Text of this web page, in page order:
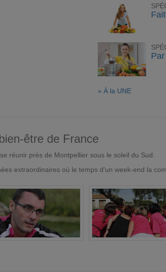
» À la UNE
être de France
réunir près de Montpellier sous le soleil du Sud.
extraordinaires où le temps d'un week-end la